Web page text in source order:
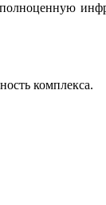
комплекса.